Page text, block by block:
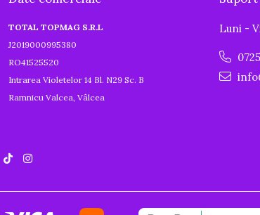
TOTAL TOPMAG S.R.L
J2019000995380
RO41525520
Intrarea Violetelor 14 Bl. N29 Sc. B
Ramnicu Valcea, Vâlcea
Luni -